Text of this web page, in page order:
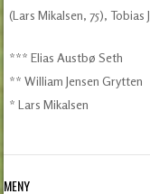
(Lars Mikalsen, 75), Tobias
*** Elias Austbø Seth
** William Jensen Grytten
* Lars Mikalsen
MENY